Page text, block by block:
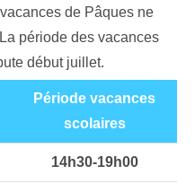
de Pâques ne
période des vacances
début juillet.
Période vacances
scolaires
14h30-19h00